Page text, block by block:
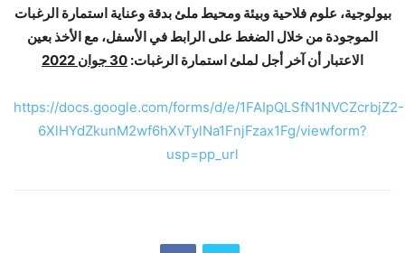
بيولوجية، علوم فلاحية وبيئة ومحيط ملئ بدقة وعناية استمارة الرغبات
الموجودة من خلال الضغط على الرابط في الأسفل، مع الأخذ بعين
الاعتبار أن آخر أجل لملئ استمارة الرغبات: 30 جوان 2022
https://docs.google.com/forms/d/e/1FAIpQLSfN1NVCZcrbjZ2-
6XlHYdZkunM2wf6hXvTylNa1FnjFzax1Fg/viewform?
usp=pp_url